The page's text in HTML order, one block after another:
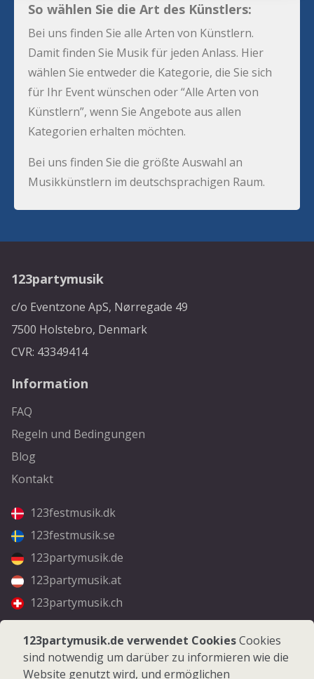
So wählen Sie die Art des Künstlers:
Bei uns finden Sie alle Arten von Künstlern.
Damit finden Sie Musik für jeden Anlass. Hier
wählen Sie entweder die Kategorie, die Sie sich
für Ihr Event wünschen oder “Alle Arten von
Künstlern”, wenn Sie Angebote aus allen
Kategorien erhalten möchten.
Bei uns finden Sie die größte Auswahl an
Musikkünstlern im deutschsprachigen Raum.
123partymusik
c/o Eventzone ApS, Nørregade 49
7500 Holstebro, Denmark
CVR: 43349414
Information
FAQ
Regeln und Bedingungen
Blog
Kontakt
123festmusik.dk
123festmusik.se
123partymusik.de
123partymusik.at
123partymusik.ch
Folgen Sie uns
Facebook
123partymusik.de verwendet CookiesCookies
sind notwendig um darüber zu informieren wie die
Website genutzt wird, und ermöglichen